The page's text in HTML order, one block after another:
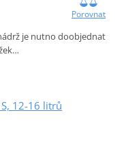
Porovnat
je nutno doobjednat
S, 12-16 litrů